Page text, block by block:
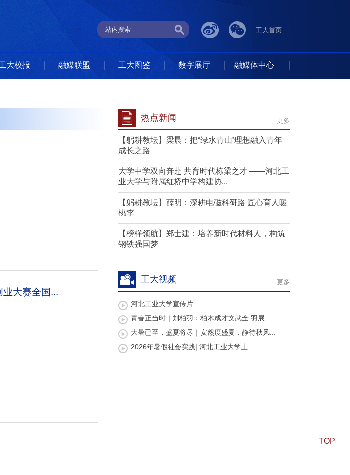
工大首页
大校报 融媒联盟 工大图鉴 数字展厅 融媒体中心
大赛全国...
更多
热点新闻
【躬耕教坛】梁晨：把“绿水青山”理想融入青年
成长之路
大学中学双向奔赴 共育时代栋梁之才 ——河北工
业大学与附属红桥中学构建协...
【躬耕教坛】薛明：深耕电磁科研路 匠心育人暖
桃李
【榜样领航】郑士建：培养新时代材料人，构筑
钢铁强国梦
更多
工大视频
河北工业大学宣传片
青春正当时｜刘柏羽：柏木成才文武全 羽展...
大暑已至，盛夏将尽｜安然度盛夏，静待秋风...
2026年暑假社会实践| 河北工业大学土...
TOP